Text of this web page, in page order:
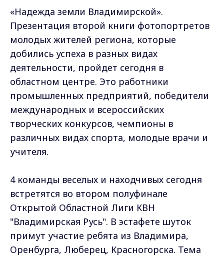
«Надежда земли Владимирской».
Презентация второй книги фотопортретов
молодых жителей региона, которые
добились успеха в разных видах
деятельности, пройдет сегодня в
областном центре. Это работники
промышленных предприятий, победители
международных и всероссийских
творческих конкурсов, чемпионы в
различных видах спорта, молодые врачи и
учителя.
4 команды веселых и находчивых сегодня
встретятся во втором полуфинале
Открытой Областной Лиги КВН
"Владимирская Русь". В эстафете шуток
примут участие ребята из Владимира,
Оренбурга, Люберец, Красногорска. Тема